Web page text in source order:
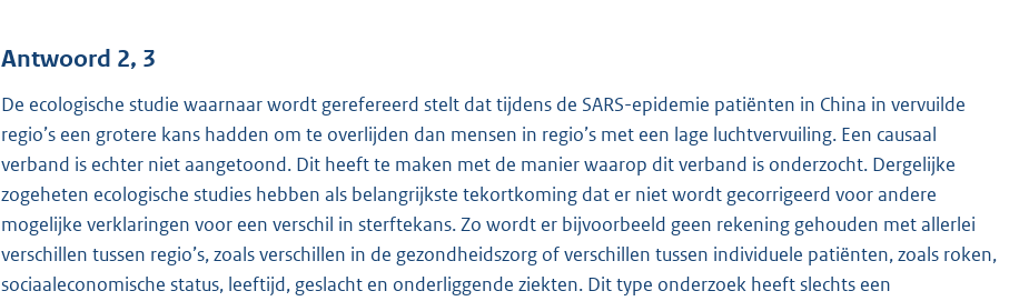
Antwoord 2, 3
De ecologische studie waarnaar wordt gerefereerd stelt dat tijdens de SARS-epidemie patiënten in China in vervuilde
regio’s een grotere kans hadden om te overlijden dan mensen in regio’s met een lage luchtvervuiling. Een causaal
verband is echter niet aangetoond. Dit heeft te maken met de manier waarop dit verband is onderzocht. Dergelijke
zogeheten ecologische studies hebben als belangrijkste tekortkoming dat er niet wordt gecorrigeerd voor andere
mogelijke verklaringen voor een verschil in sterftekans. Zo wordt er bijvoorbeeld geen rekening gehouden met allerlei
verschillen tussen regio’s, zoals verschillen in de gezondheidszorg of verschillen tussen individuele patiënten, zoals roken,
sociaaleconomische status, leeftijd, geslacht en onderliggende ziekten. Dit type onderzoek heeft slechts een